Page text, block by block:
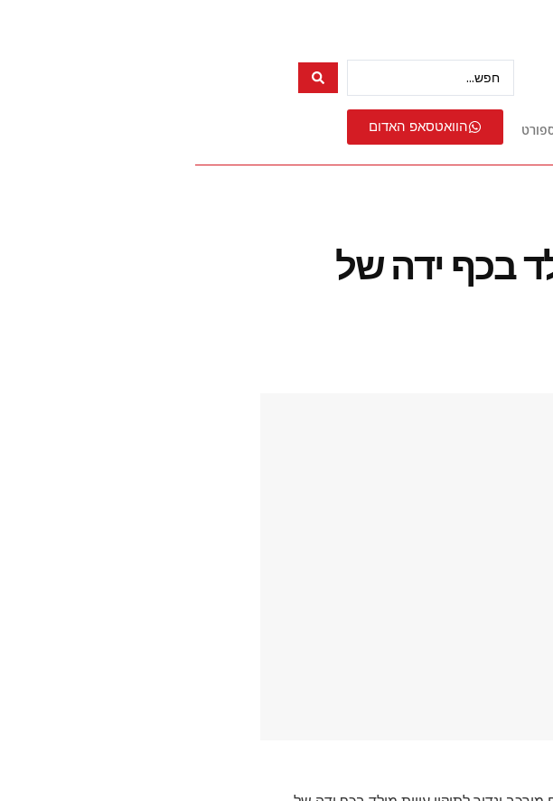
הוואטסאפ האדום
בכף ידה של